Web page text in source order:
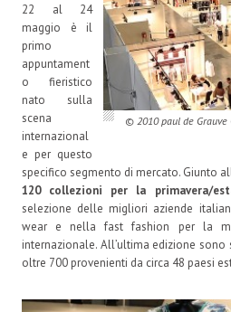
© 2010 paul de Grauve
22 al 24
maggio è il
primo
appuntament
o fieristico
nato sulla
scena
internazional
e per questo
specifico segmento di mercato. Giunto
120 collezioni per la primavera/
selezione delle migliori aziende
wear e nella fast fashion per la
internazionale. All’ultima edizione
oltre 700 provenienti da circa 48 paesi